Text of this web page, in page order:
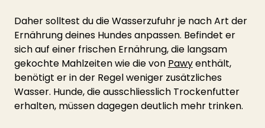
Daher solltest du die Wasserzufuhr je nach Art der
Ernährung deines Hundes anpassen. Befindet er
sich auf einer frischen Ernährung, die langsam
gekochte Mahlzeiten wie die von Pawy enthält,
benötigt er in der Regel weniger zusätzliches
Wasser. Hunde, die ausschliesslich Trockenfutter
erhalten, müssen dagegen deutlich mehr trinken.